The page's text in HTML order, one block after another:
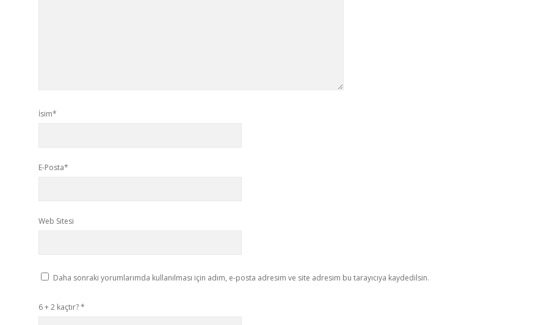
İsim*
E-Posta*
Web Sitesi
Daha sonraki yorumlarımda kullanılması için adım, e-posta adresim ve site adresim bu tarayıcıya kaydedilsin.
6 + 2 kaçtır?*